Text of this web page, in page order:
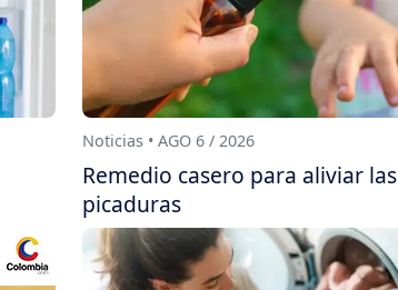
Noticias • AGO 6 / 2026
Remedio casero para aliviar las
picaduras